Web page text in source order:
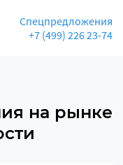
Спецпредложения
+7 (499) 226 23-74
на рынке